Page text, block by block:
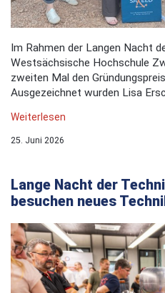
Im Rahmen der Langen Nacht
Westsächsische Hochschule
zweiten Mal den
Ausgezeichnet wurden Lisa
Weiterlesen
25. Juni 2026
Lange Nacht der
besuchen neues